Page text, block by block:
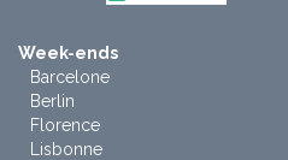
Week-ends
Barcelone
Berlin
Florence
Lisbonne